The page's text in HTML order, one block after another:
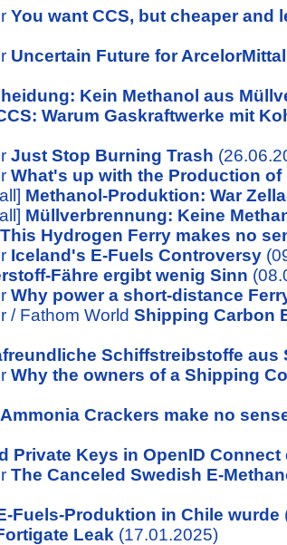
You want CCS, but cheaper
Uncertain Future for
Kein Methanol aus
Warum Gaskraftwerke mit
Just Stop Burning Trash
What's up with the Production of
Methanol-Produktion: War
Müllverbrennung: Keine
This Hydrogen Ferry makes no
Iceland's E-Fuels Controversy
Fähre ergibt wenig Sinn
Why power a short-distance
/ Fathom World Shipping Carbon
Schiffstreibstoffe aus
Why the owners of a Shipping
Ammonia Crackers make no
Private Keys in OpenID
The Canceled Swedish E-
Fuels-Produktion in Chile wurde
Leak (17.01.2025)